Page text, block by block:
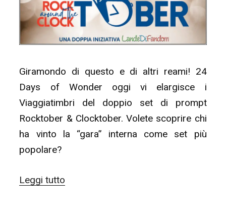
Giramondo di questo e di altri reami! 24
Days of Wonder oggi vi elargisce i
Viaggiatimbri del doppio set di prompt
Rocktober & Clocktober. Volete scoprire chi
ha vinto la “gara” interna come set più
popolare?
Leggi tutto